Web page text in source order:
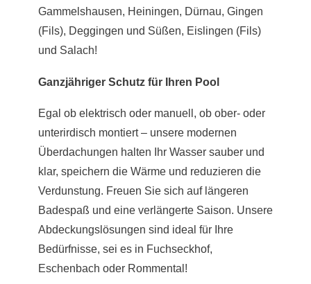
Gammelshausen, Heiningen, Dürnau, Gingen
(Fils), Deggingen und Süßen, Eislingen (Fils)
und Salach!
Ganzjähriger Schutz für Ihren Pool
Egal ob elektrisch oder manuell, ob ober- oder
unterirdisch montiert – unsere modernen
Überdachungen halten Ihr Wasser sauber und
klar, speichern die Wärme und reduzieren die
Verdunstung. Freuen Sie sich auf längeren
Badespaß und eine verlängerte Saison. Unsere
Abdeckungslösungen sind ideal für Ihre
Bedürfnisse, sei es in Fuchseckhof,
Eschenbach oder Rommental!